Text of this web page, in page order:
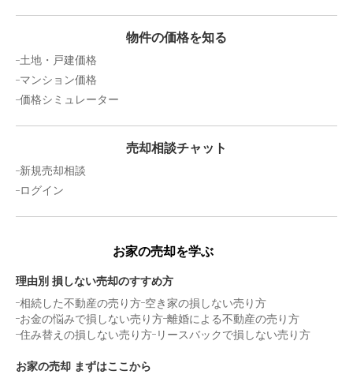
物件の価格を知る
土地・戸建価格
マンション価格
価格シミュレーター
売却相談チャット
新規売却相談
ログイン
お家の売却を学ぶ
理由別 損しない売却のすすめ方
相続した不動産の売り方 空き家の損しない売り方
お金の悩みで損しない売り方 離婚による不動産の売り方
住み替えの損しない売り方 リースバックで損しない売り方
お家の売却 まずはここから